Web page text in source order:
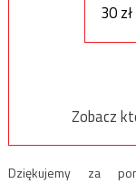
30 zł
Zobacz
Dziękujemy za